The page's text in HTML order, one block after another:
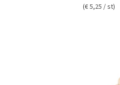
(€ 5,25 / st)